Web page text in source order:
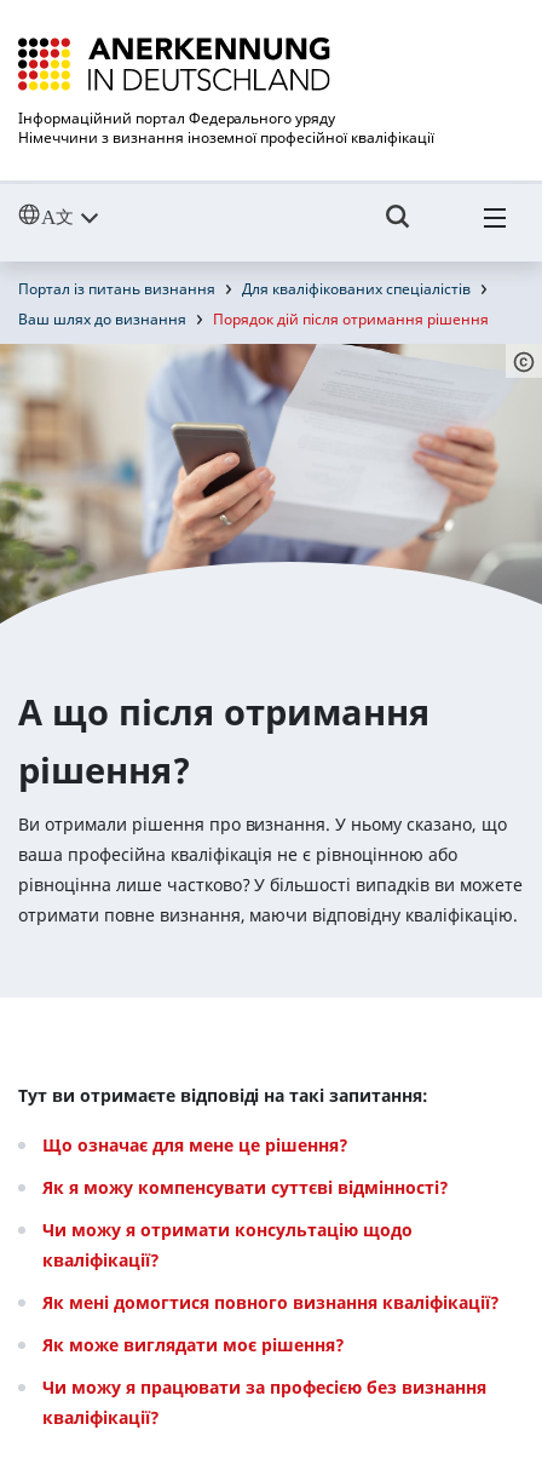
Інформаційний портал Федерального уряду
Німеччини з визнання іноземної професійної кваліфікації
Портал із питань визнання
Для кваліфікованих спеціалістів
Ваш шлях до визнання
Порядок дій після отримання рішення
А що після отримання
рішення?
Ви отримали рішення про визнання. У ньому сказано, що
ваша професійна кваліфікація не є рівноцінною або
рівноцінна лише частково? У більшості випадків ви можете
отримати повне визнання, маючи відповідну кваліфікацію.
Тут ви отримаєте відповіді на такі запитання:
Що означає для мене це рішення?
Як я можу компенсувати суттєві відмінності?
Чи можу я отримати консультацію щодо
кваліфікації?
Як мені домогтися повного визнання кваліфікації?
Як може виглядати моє рішення?
Чи можу я працювати за професією без визнання
кваліфікації?